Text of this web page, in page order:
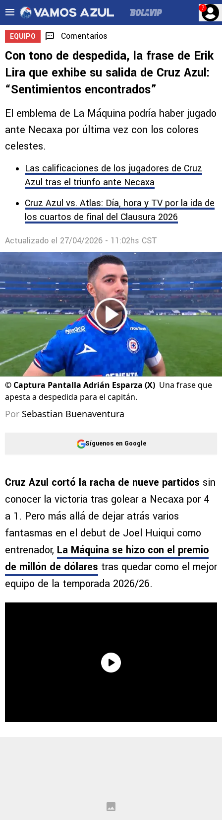
?
EQUIPO Comentarios
Con tono de despedida, la frase de Erik
Lira que exhibe su salida de Cruz Azul:
“Sentimientos encontrados”
El emblema de La Máquina podría haber jugado
ante Necaxa por última vez con los colores
celestes.
Las calificaciones de los jugadores de Cruz
Azul tras el triunfo ante Necaxa
Cruz Azul vs. Atlas: Día, hora y TV por la ida de
los cuartos de final del Clausura 2026
Actualizado el 27/04/2026 - 11:02hs CST
© Captura Pantalla Adrián Esparza (X) Una frase que
apesta a despedida para el capitán.
Por Sebastian Buenaventura
Síguenos en Google
Cruz Azul cortó la racha de nueve partidos sin
conocer la victoria tras golear a Necaxa por 4
a 1. Pero más allá de dejar atrás varios
fantasmas en el debut de Joel Huiqui como
entrenador, La Máquina se hizo con el premio
de millón de dólares tras quedar como el mejor
equipo de la temporada 2026/26.